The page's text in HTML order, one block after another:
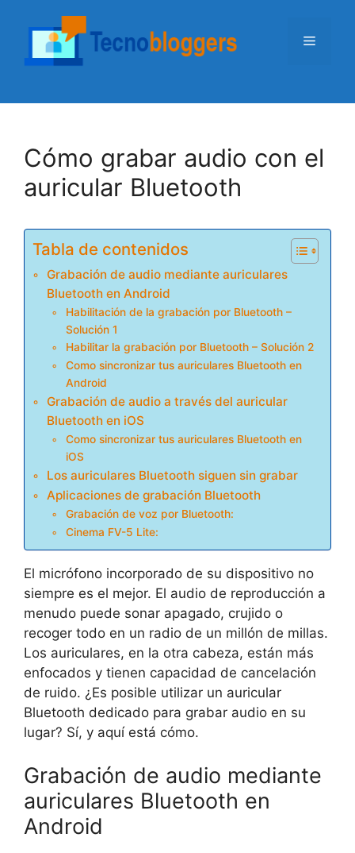
contenido
Menú
Cómo grabar audio con el
auricular Bluetooth
Tabla de contenidos
Grabación de audio mediante auriculares
Bluetooth en Android
Habilitación de la grabación por Bluetooth –
Solución 1
Habilitar la grabación por Bluetooth – Solución 2
Como sincronizar tus auriculares Bluetooth en
Android
Grabación de audio a través del auricular
Bluetooth en iOS
Como sincronizar tus auriculares Bluetooth en
iOS
Los auriculares Bluetooth siguen sin grabar
Aplicaciones de grabación Bluetooth
Grabación de voz por Bluetooth:
Cinema FV-5 Lite:
El micrófono incorporado de su dispositivo no
siempre es el mejor. El audio de reproducción a
menudo puede sonar apagado, crujido o
recoger todo en un radio de un millón de millas.
Los auriculares, en la otra cabeza, están más
enfocados y tienen capacidad de cancelación
de ruido. ¿Es posible utilizar un auricular
Bluetooth dedicado para grabar audio en su
lugar? Sí, y aquí está cómo.
Grabación de audio mediante
auriculares Bluetooth en
Android